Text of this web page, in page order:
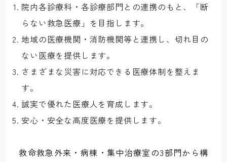
院内各診療科・各診療部門との連携のもと、「断
らない救急医療」を目指します。
地域の医療機関・消防機関等と連携し、切れ目の
ない医療を提供します。
さまざまな災害に対応できる医療体制を整えま
す。
誠実で優れた医療人を育成します。
安心・安全な高度医療を提供します。
救命救急外来・病棟・集中治療室の3部門から構